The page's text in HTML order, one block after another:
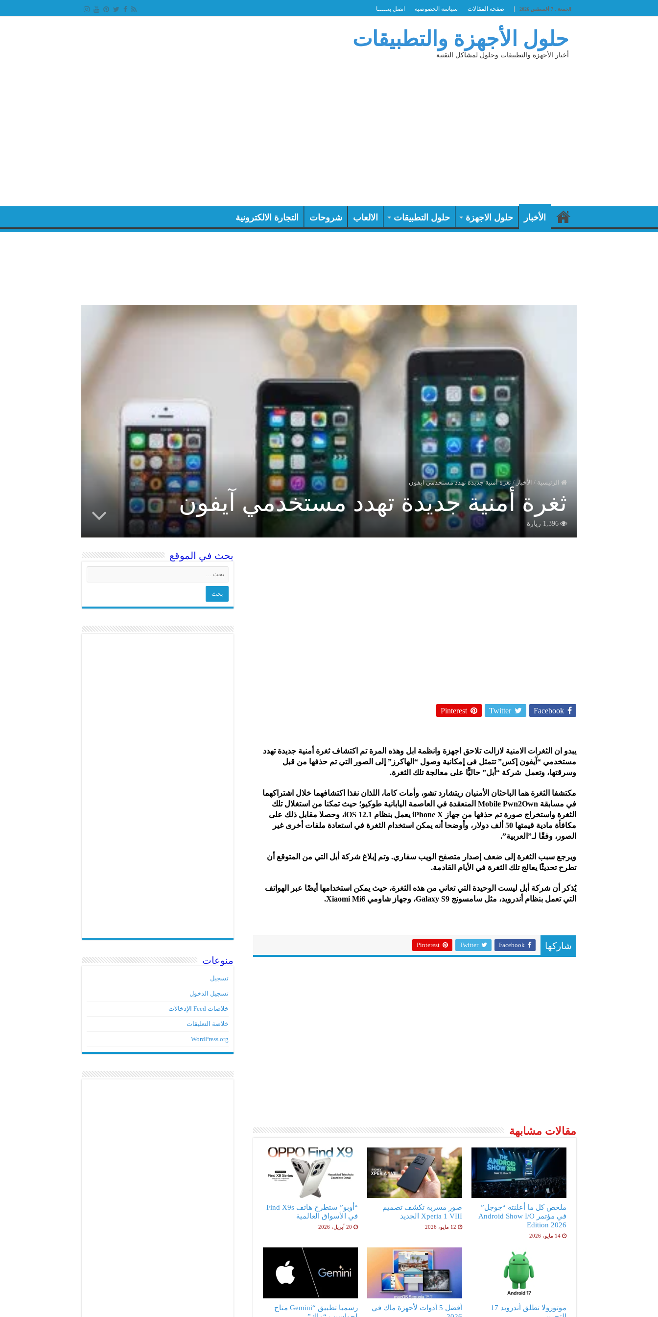
الجمعة , 7 أغسطس 2026 صفحة المقالات سياسة الخصوصية اتصل بنـــــا
حلول الأجهزة والتطبيقات
أخبار الأجهزة والتطبيقات وحلول لمشاكل التقنية
الأخبار حلول الاجهزة حلول التطبيقات الالعاب شروحات التجارة الالكترونية
الرئيسية / الأخبار / ثغرة أمنية جديدة تهدد مستخدمي آيفون
ثغرة أمنية جديدة تهدد مستخدمي آيفون
1,396 زيارة
Facebook
Twitter
Pinterest
يبدو ان الثغرات الامنية لازالت تلاحق اجهزة وانظمة ابل وهذه المرة تم اكتشاف ثغرة أمنية جديدة تهدد
مستخدمي “آيفون إكس” تتمثل فى إمكانية وصول “الهاكرز” إلى الصور التي تم حذفها من قبل
وسرقتها، وتعمل شركة “أبل” حاليًّا على معالجة تلك الثغرة.
مكتشفا الثغرة هما الباحثان الأمنيان ريتشارد تشو، وأمات كاما، اللذان نفذا اكتشافهما خلال اشتراكهما
في مسابقة Mobile Pwn2Own المنعقدة في العاصمة اليابانية طوكيو؛ حيث تمكنا من استغلال تلك
الثغرة واستخراج صورة تم حذفها من جهاز iPhone X يعمل بنظام iOS 12.1، وحصلا مقابل ذلك على
مكافأة مادية قيمتها 50 ألف دولار، وأوضحا أنه يمكن استخدام الثغرة في استعادة ملفات أخرى غير
الصور، وفقًا لـ”العربية”.
ويرجع سبب الثغرة إلى ضعف إصدار متصفح الويب سفاري. وتم إبلاغ شركة أبل التي من المتوقع أن
تطرح تحديثًا يعالج تلك الثغرة في الأيام القادمة.
يُذكر أن شركة أبل ليست الوحيدة التي تعاني من هذه الثغرة، حيث يمكن استخدامها أيضًا عبر الهواتف
التي تعمل بنظام أندرويد، مثل سامسونج Galaxy S9، وجهاز شاومي Xiaomi Mi6.
شاركها Facebook
Twitter
Pinterest
مقالات مشابهة
ملخص كل ما أعلنته “جوجل”
في مؤتمر Android Show I/O
Edition 2026
14 مايو، 2026
صور مسربة تكشف تصميم
Xperia 1 VIII الجديد
12 مايو، 2026
“أوبو” ستطرح هاتف Find X9s
في الأسواق العالمية
20 أبريل، 2026
موتورولا تطلق أندرويد 17
أفضل 5 أدوات لأجهزة ماك في
رسميا تطبيق “Gemini متاح
بحث في الموقع
منوعات
تسجيل
تسجيل الدخول
خلاصات Feed الإدخالات
خلاصة التعليقات
WordPress.org